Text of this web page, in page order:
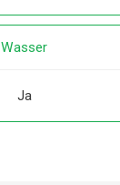
Wasser
Ja